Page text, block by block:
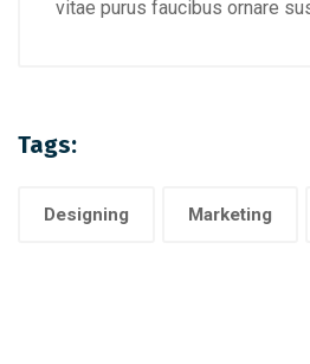
vitae purus faucibus ornare
Tags:
Designing Marketing